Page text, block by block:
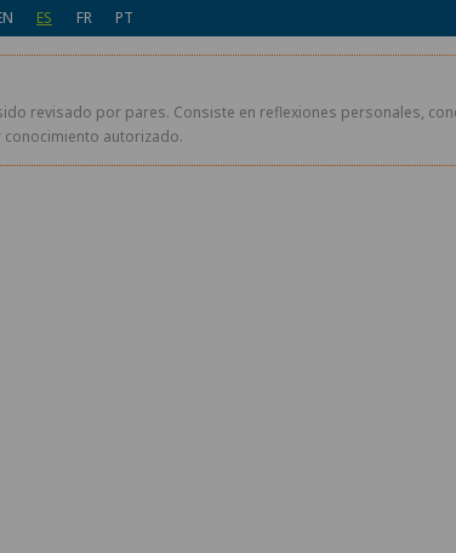
ES FR PT
revisado por pares. Consiste en reflexiones personales,
autorizado.